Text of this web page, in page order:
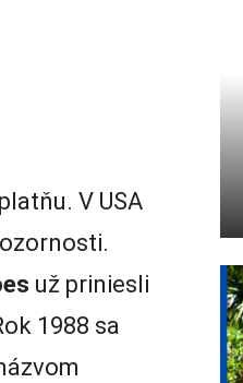
V USA
už priniesli
1988 sa